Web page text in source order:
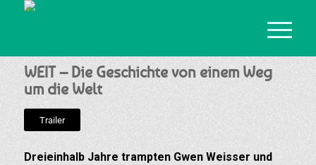
WEIT – Die Geschichte von einem Weg
um die Welt
Trailer
Dreieinhalb Jahre trampten Gwen Weisser und